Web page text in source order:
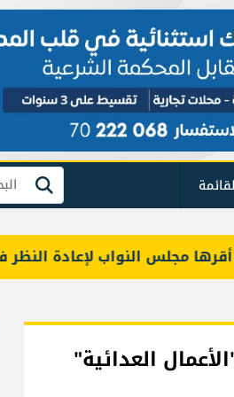
بحث
النواب لإعادة النظر فيها
العدائية"